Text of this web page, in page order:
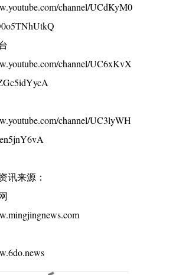
channel/UCdKyM0
channel/UC6xKvX
channel/UC3lyWH
讯来源：